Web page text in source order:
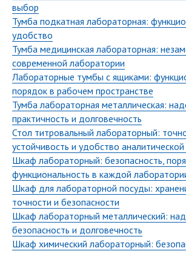
выбор
Тумба подкатная лабораторная:
удобство
Тумба медицинская лабораторная:
современной лаборатории
Лабораторные тумбы с ящиками:
порядок в рабочем пространстве
Тумба лабораторная металлическая:
практичность и долговечность
Стол титровальный лабораторный:
устойчивость и удобство
Шкаф лабораторный: безопасность,
функциональность в каждой
Шкаф для лабораторной посуды:
точности и безопасности
Шкаф лабораторный металлический:
безопасность и долговечность
Шкаф химический лабораторный: